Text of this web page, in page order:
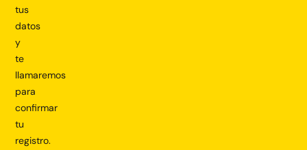
tus
datos
y
te
llamaremos
para
confirmar
tu
registro.